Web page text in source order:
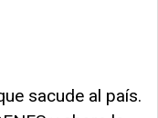
sacude al país.